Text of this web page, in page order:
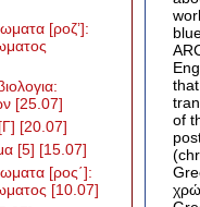
[ροζ’]:
[25.07]
[20.07]
[5] [15.07]
[ρος΄]:
[10.07]
of